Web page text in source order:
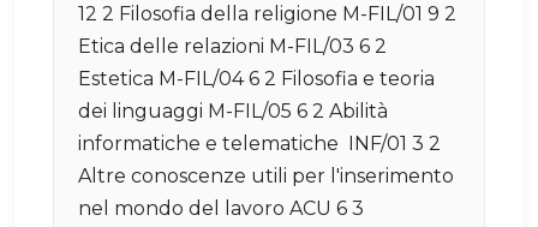
12 2 Filosofia della religione M-FIL/01 9 2
Etica delle relazioni M-FIL/03 6 2
Estetica M-FIL/04 6 2 Filosofia e teoria
dei linguaggi M-FIL/05 6 2 Abilità
informatiche e telematiche INF/01 3 2
Altre conoscenze utili per l'inserimento
nel mondo del lavoro ACU 6 3